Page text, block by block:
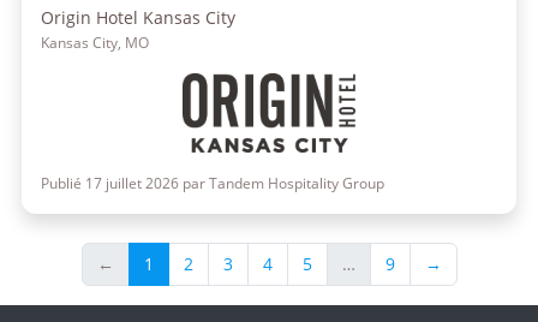
Origin Hotel Kansas City
Kansas City, MO
Publié 17 juillet 2026 par Tandem Hospitality Group
← 1 2 3 4 5 … 9 →